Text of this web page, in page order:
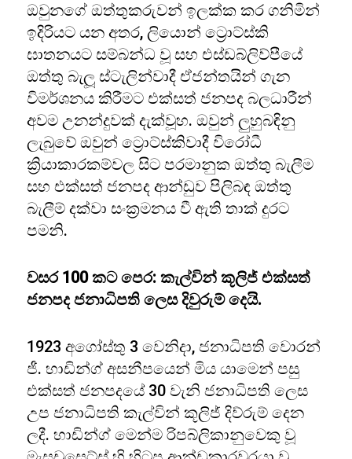
ඔවුනගේ ඔත්තුකරුවන් ඉලක්ක කර ගනිමින්
ඉදිරියට යන අතර, ලියොන් ට්‍රොට්ස්කි
ඝාතනයට සම්බන්ධ වූ සහ එස්ඩබ්ලිව්පීයේ
ඔත්තු බැලූ ස්ටැලින්වාදී ඒජන්තයින් ගැන
විමර්ශනය කිරීමට එක්සත් ජනපද බලධාරීන්
අවම උනන්දුවක් දැක්වූහ. ඔවුන් ලුහුබඳිනු
ලැබුවේ ඔවුන් ට්‍රොට්ස්කිවාදී විරෝධී
ක්‍රියාකාරකම්වල සිට පරමානුක ඔත්තු බැලීම
සහ එක්සත් ජනපද ආන්ඩුව පිලිබඳ ඔත්තු
බැලීම් දක්වා සංක්‍රමනය වී ඇති තාක් දුරට
පමනි.
වසර 100 කට පෙර: කැල්වින් කූලිජ් එක්සත්
ජනපද ජනාධිපති ලෙස දිවුරුම් දෙයි.
1923 අගෝස්තු 3 වෙනිදා, ජනාධිපති වොරන්
ජී. හාඩින්ග් අසනීපයෙන් මිය යාමෙන් පසු
එක්සත් ජනපදයේ 30 වැනි ජනාධිපති ලෙස
උප ජනාධිපති කැල්වින් කූලිජ් දිව්රුම් දෙන
ලදී. හාඩින්ග් මෙන්ම රිපබ්ලිකානුවෙකු වූ